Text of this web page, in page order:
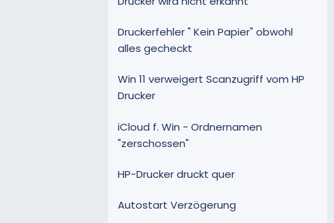
Druckerfehler " Kein Papier" obwohl
alles gecheckt
Win 11 verweigert Scanzugriff vom HP
Drucker
iCloud f. Win - Ordnernamen
"zerschossen"
HP-Drucker druckt quer
Autostart Verzögerung